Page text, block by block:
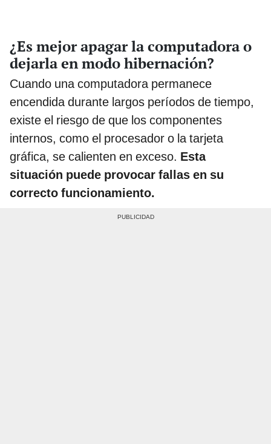
¿Es mejor apagar la computadora o
dejarla en modo hibernación?
Cuando una computadora permanece
encendida durante largos períodos de tiempo,
existe el riesgo de que los componentes
internos, como el procesador o la tarjeta
gráfica, se calienten en exceso. Esta
situación puede provocar fallas en su
correcto funcionamiento.